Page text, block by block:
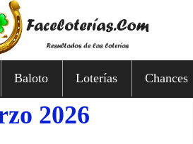
Baloto Loterías Chances
2026